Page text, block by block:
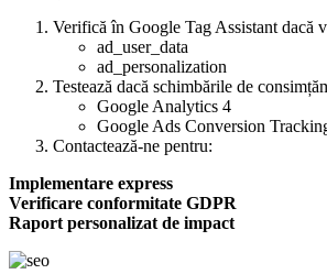
Verifică în Google Tag Assistant dacă
ad_user_data
ad_personalization
Testează dacă schimbările de
Google Analytics 4
Google Ads Conversion
Contactează-ne pentru:
Implementare express
Verificare conformitate GDPR
Raport personalizat de impact